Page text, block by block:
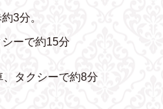
3分。
シーで約15分
タクシーで約8分